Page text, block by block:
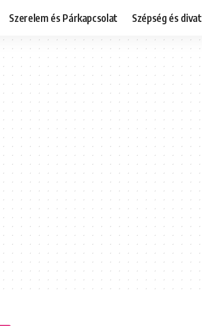
Szerelem és Párkapcsolat Szépség és divat